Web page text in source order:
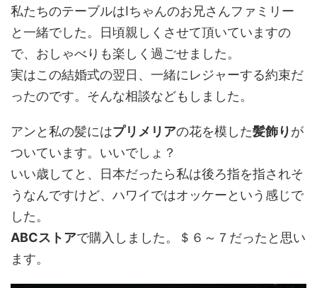
私たちのテーブルはIちゃんのお兄さんファミリー
と一緒でした。日頃親しくさせて頂いていますの
で、おしゃべりも楽しく過ごせました。
実はこの結婚式の翌日、一緒にレジャーする約束だ
ったのです。そんな相談などもしました。
アンと私の髪にはプリメリアの花を模した髪飾りが
ついています。いいでしょ？
いい歳してと、日本だったら私は後ろ指を指されそ
うなんですけど、ハワイではオッケーという感じで
した。
ABCストアで購入しました。＄６～７だったと思い
ます。